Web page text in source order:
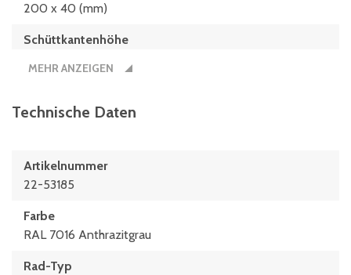
200 x 40 (mm)
Schüttkantenhöhe
MEHR ANZEIGEN
Technische Daten
Artikelnummer
22-53185
Farbe
RAL 7016 Anthrazitgrau
Rad-Typ